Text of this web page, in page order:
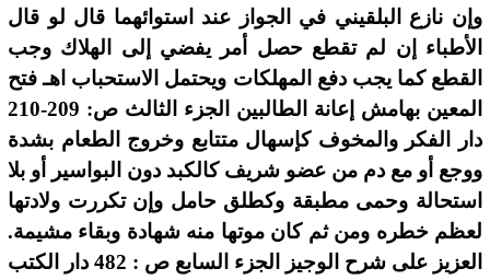
وإن نازع البلقيني في الجواز عند استوائهما قال لو قال
الأطباء إن لم تقطع حصل أمر يفضي إلى الهلاك وجب
القطع كما يجب دفع المهلكات ويحتمل الاستحباب اهـ فتح
المعين بهامش إعانة الطالبين الجزء الثالث ص: 209-210
دار الفكر والمخوف كإسهال متتابع وخروج الطعام بشدة
ووجع أو مع دم من عضو شريف كالكبد دون البواسير أو بلا
استحالة وحمى مطبقة وكطلق حامل وإن تكررت ولادتها
لعظم خطره ومن ثم كان موتها منه شهادة وبقاء مشيمة.
العزيز على شرح الوجيز الجزء السابع ص : 482 دار الكتب